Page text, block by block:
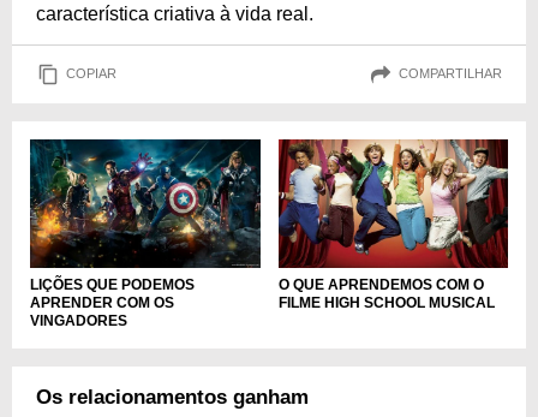
característica criativa à vida real.
COPIAR COMPARTILHAR
LIÇÕES QUE PODEMOS
APRENDER COM OS
VINGADORES
O QUE APRENDEMOS COM O
FILME HIGH SCHOOL MUSICAL
Os relacionamentos ganham